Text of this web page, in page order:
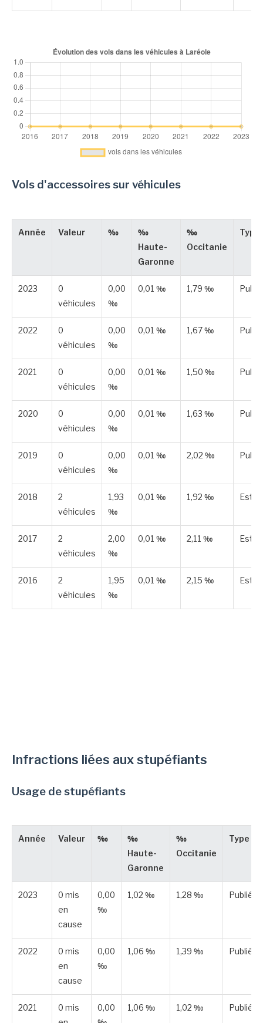
Vols d'accessoires sur véhicules
Année Valeur ‰
‰
Haute-
Garonne
‰
Occitanie
Type
2023
0
véhicules
0,00
‰
0,01 ‰ 1,79 ‰
2022
0
véhicules
0,00
‰
0,01 ‰ 1,67 ‰
2021
0
véhicules
0,00
‰
0,01 ‰ 1,50 ‰
2020
0
véhicules
0,00
‰
0,01 ‰ 1,63 ‰
2019
0
véhicules
0,00
‰
0,01 ‰ 2,02 ‰
2018
2
véhicules
1,93
‰
0,01 ‰ 1,92 ‰
2017
2
véhicules
2,00
‰
0,01 ‰ 2,11 ‰
2016
2
véhicules
1,95
‰
0,01 ‰ 2,15 ‰
Infractions liées aux stupéfiants
Usage de stupéfiants
Année Valeur ‰
‰
Haute-
Garonne
‰
Occitanie
Type
2023
0 mis
en
cause
0,00
‰
1,02 ‰ 1,28 ‰ Publiée
2022
0 mis
en
cause
0,00
‰
1,06 ‰ 1,39 ‰ Publiée
2021
0 mis
0,00
1,06 ‰ 1,02 ‰ Publiée